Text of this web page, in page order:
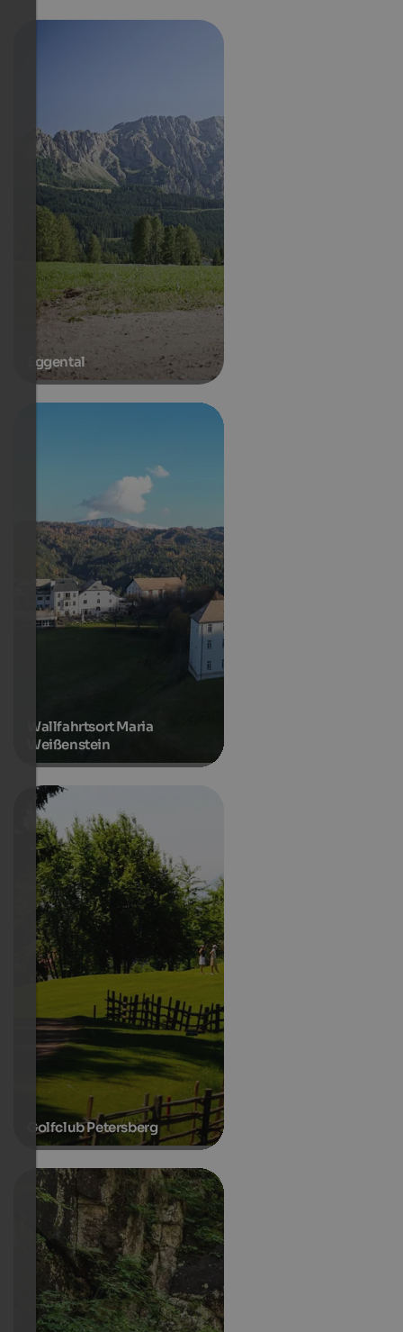
Eggental
Wallfahrtsort Maria
Weißenstein
Golfclub Petersberg